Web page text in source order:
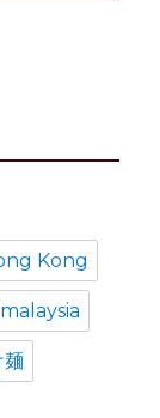
Kong
malaysia
麺